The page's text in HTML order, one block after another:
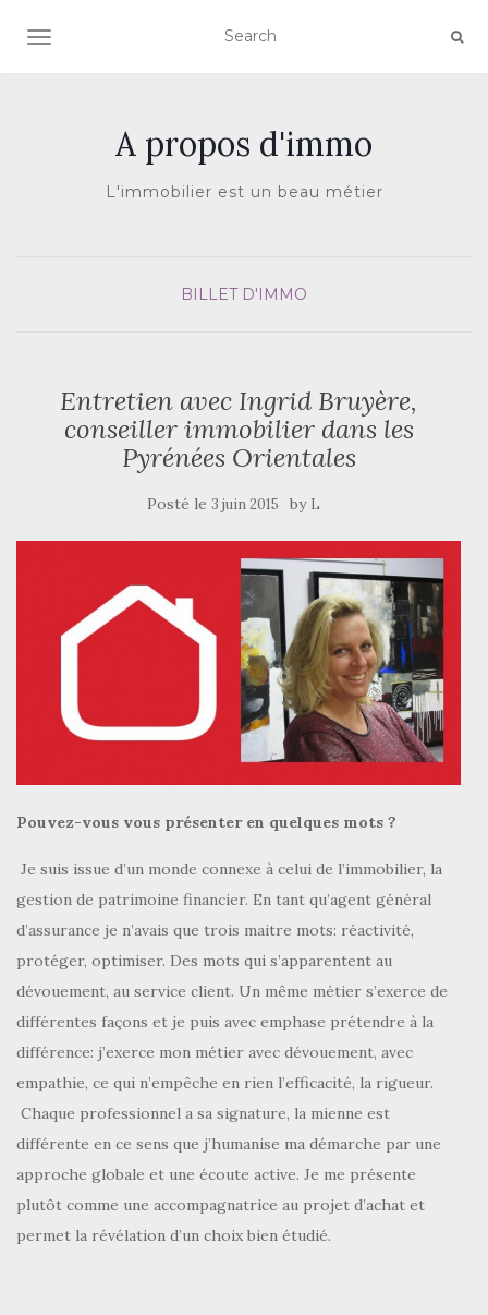
AFFICHER/MASQUER LA NAVIGATION
A propos d'immo
L'immobilier est un beau métier
BILLET D'IMMO
Entretien avec Ingrid Bruyère,
conseiller immobilier dans les
Pyrénées Orientales
Posté le 3 juin 2015 by L
Pouvez-vous vous présenter en quelques mots ?
Je suis issue d’un monde connexe à celui de l’immobilier, la
gestion de patrimoine financier. En tant qu’agent général
d’assurance je n’avais que trois maitre mots: réactivité,
protéger, optimiser. Des mots qui s’apparentent au
dévouement, au service client. Un même métier s’exerce de
différentes façons et je puis avec emphase prétendre à la
différence: j’exerce mon métier avec dévouement, avec
empathie, ce qui n’empêche en rien l’efficacité, la rigueur.
Chaque professionnel a sa signature, la mienne est
différente en ce sens que j’humanise ma démarche par une
approche globale et une écoute active. Je me présente
plutôt comme une accompagnatrice au projet d’achat et
permet la révélation d’un choix bien étudié.